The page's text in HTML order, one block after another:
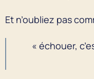
Et n’oubliez pas
« échouer,